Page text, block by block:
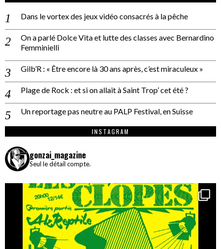
Dans le vortex des jeux vidéo consacrés à la pêche
On a parlé Dolce Vita et lutte des classes avec Bernardino
Femminielli
Gilb’R : « Être encore là 30 ans après, c’est miraculeux »
Plage de Rock : et si on allait à Saint Trop’ cet été ?
Un reportage pas neutre au PALP Festival, en Suisse
INSTAGRAM
gonzai_magazine
Seul le détail compte.